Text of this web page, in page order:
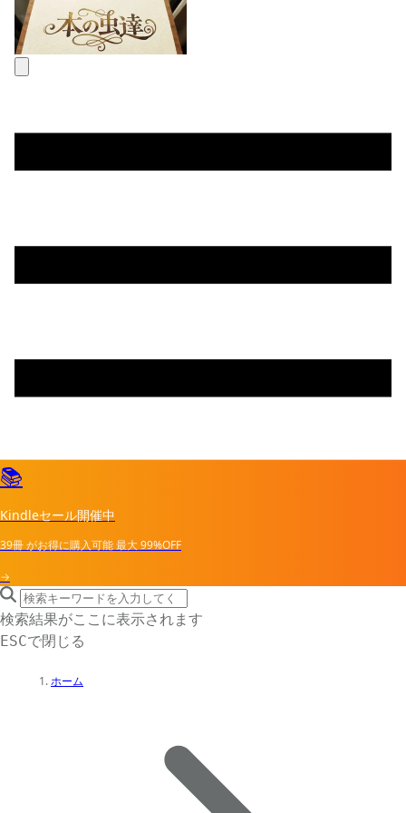
📚
Kindleセール開催中
39冊がお得に購入可能最大99%OFF
→
search icon
サイト内検索
検索結果がここに表示されます
ESCで閉じる
ホーム